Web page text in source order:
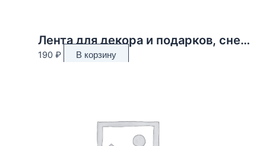
Лента для декора и подарков, снежинки, 2 см х 45 м
190 ₽ В корзину